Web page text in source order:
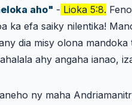
aho" - Lioka 5:8.
ka efa saiky nilentika!
dia misy olona
ahy angaha ianao,
ny maha